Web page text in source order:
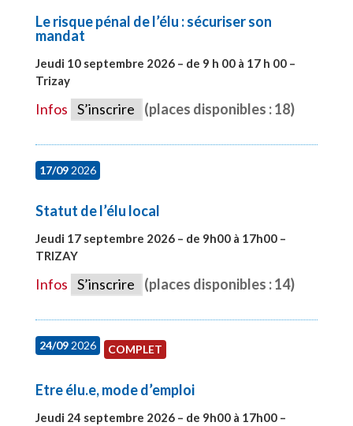
Le risque pénal de l’élu : sécuriser son
mandat
Jeudi 10 septembre 2026 – de 9 h 00 à 17 h 00 –
Trizay
Infos S’inscrire (places disponibles : 18)
17/092026
Statut de l’élu local
Jeudi 17 septembre 2026 – de 9h00 à 17h00 –
TRIZAY
Infos S’inscrire (places disponibles : 14)
24/092026 COMPLET
Etre élu.e, mode d’emploi
Jeudi 24 septembre 2026 – de 9h00 à 17h00 –